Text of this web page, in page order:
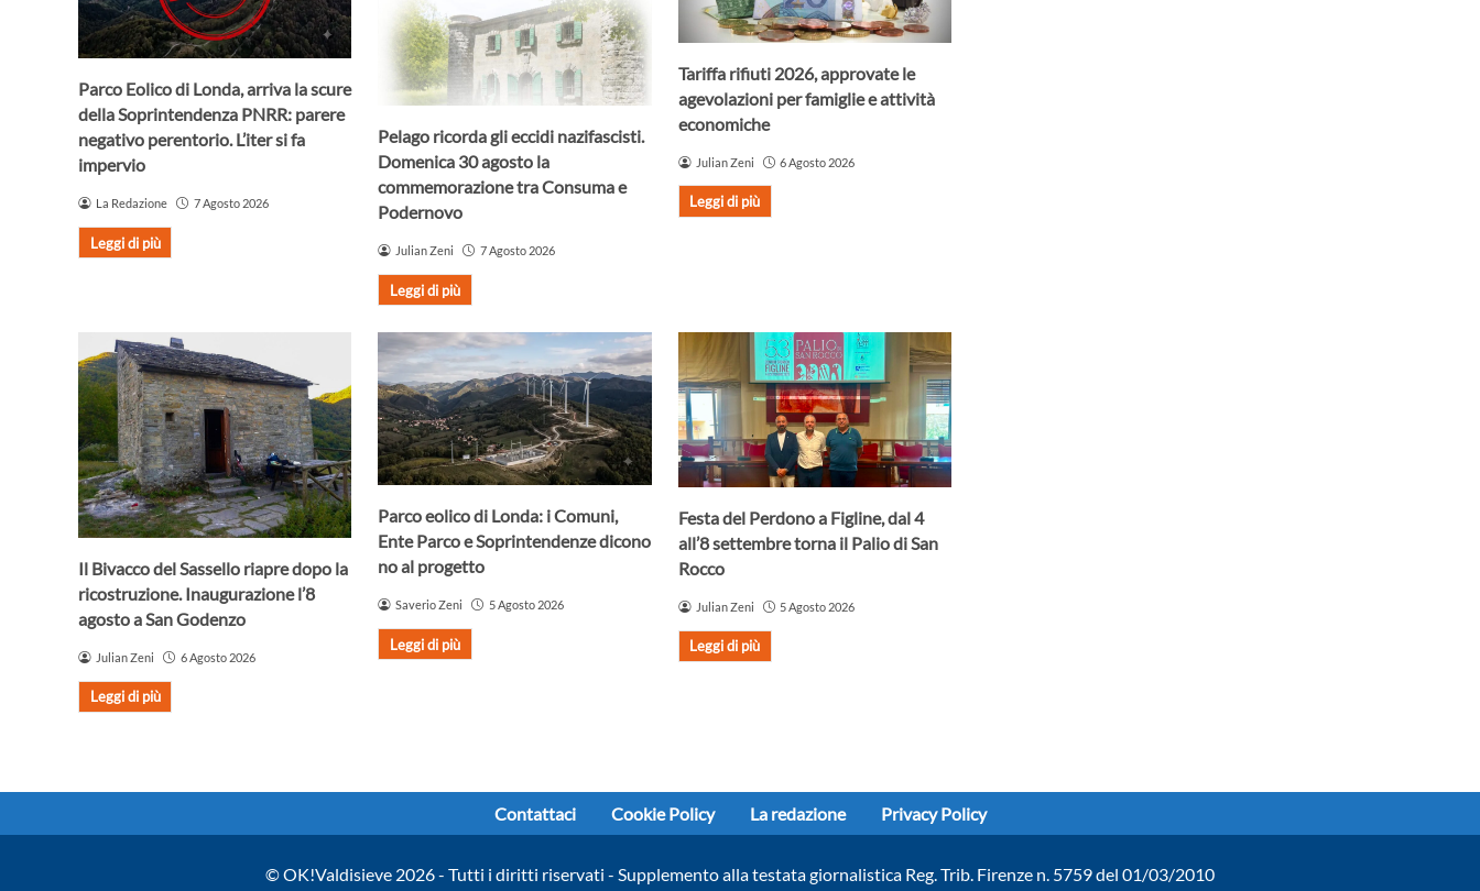
Parco Eolico di Londa, arriva la scure
della Soprintendenza PNRR: parere
negativo perentorio. L’iter si fa
impervio
La Redazione 7 Agosto 2026
Leggi di più
Pelago ricorda gli eccidi nazifascisti.
Domenica 30 agosto la
commemorazione tra Consuma e
Podernovo
Julian Zeni 7 Agosto 2026
Leggi di più
Tariffa rifiuti 2026, approvate le
agevolazioni per famiglie e attività
economiche
Julian Zeni 6 Agosto 2026
Leggi di più
Il Bivacco del Sassello riapre dopo la
ricostruzione. Inaugurazione l’8
agosto a San Godenzo
Julian Zeni 6 Agosto 2026
Leggi di più
Parco eolico di Londa: i Comuni,
Ente Parco e Soprintendenze dicono
no al progetto
Saverio Zeni 5 Agosto 2026
Leggi di più
Festa del Perdono a Figline, dal 4
all’8 settembre torna il Palio di San
Rocco
Julian Zeni 5 Agosto 2026
Leggi di più
Contattaci Cookie Policy La redazione Privacy Policy
© OK!Valdisieve 2026 - Tutti i diritti riservati - Supplemento alla testata giornalistica Reg. Trib. Firenze n. 5759 del 01/03/2010